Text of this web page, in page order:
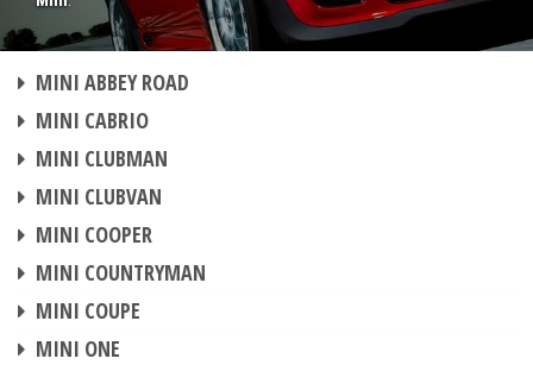
MINI ABBEY ROAD
MINI CABRIO
MINI CLUBMAN
MINI CLUBVAN
MINI COOPER
MINI COUNTRYMAN
MINI COUPE
MINI ONE